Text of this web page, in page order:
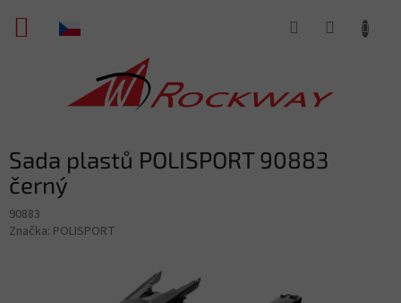
obsah
NÁKUPNÍ
Sada plastů POLISPORT 90883
černý
90883
Značka: POLISPORT